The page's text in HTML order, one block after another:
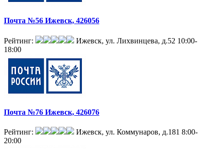
Почта №56 Ижевск, 426056
Рейтинг: Ижевск, ул. Лихвинцева, д.52 10:00-
18:00
Почта №76 Ижевск, 426076
Рейтинг: Ижевск, ул. Коммунаров, д.181 8:00-
20:00